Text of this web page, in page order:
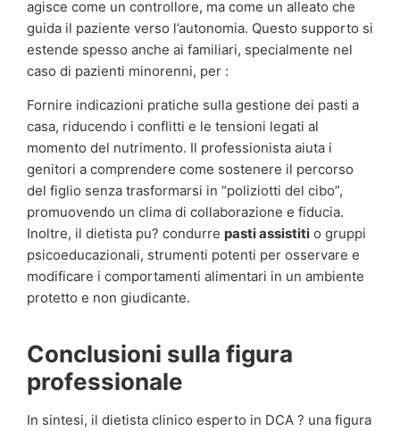
agisce come un controllore, ma come un alleato che
guida il paziente verso l’autonomia. Questo supporto si
estende spesso anche ai familiari, specialmente nel
caso di pazienti minorenni, per :
Fornire indicazioni pratiche sulla gestione dei pasti a
casa, riducendo i conflitti e le tensioni legati al
momento del nutrimento. Il professionista aiuta i
genitori a comprendere come sostenere il percorso
del figlio senza trasformarsi in “poliziotti del cibo”,
promuovendo un clima di collaborazione e fiducia.
Inoltre, il dietista pu? condurre pasti assistiti o gruppi
psicoeducazionali, strumenti potenti per osservare e
modificare i comportamenti alimentari in un ambiente
protetto e non giudicante.
Conclusioni sulla figura
professionale
In sintesi, il dietista clinico esperto in DCA ? una figura